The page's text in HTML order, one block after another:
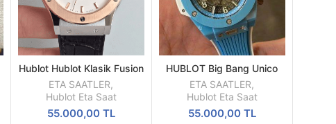
SEPETE
EKLE
Hublot Hublot Klasik Fusion
serisi 542.NO.1180.LR
ETA SAATLER,
Hublot Eta Saat
55.000,00 TL
SEPETE
EKLE
HUBLOT Big Bang Unico
Tiffany Blue Ceramic
Skeleton Kadran 42mm
ETA SAATLER,
Hublot Eta Saat
55.000,00 TL